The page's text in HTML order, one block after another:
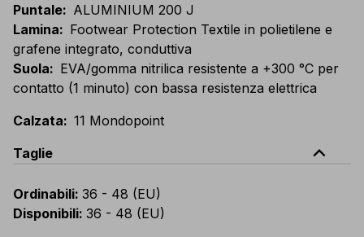
Puntale: ALUMINIUM 200 J
Lamina: Footwear Protection Textile in polietilene e
grafene integrato, conduttiva
Suola: EVA/gomma nitrilica resistente a +300 °C per
contatto (1 minuto) con bassa resistenza elettrica
Calzata: 11 Mondopoint
Taglie
expand_less
Ordinabili: 36 - 48 (EU)
Disponibili: 36 - 48 (EU)